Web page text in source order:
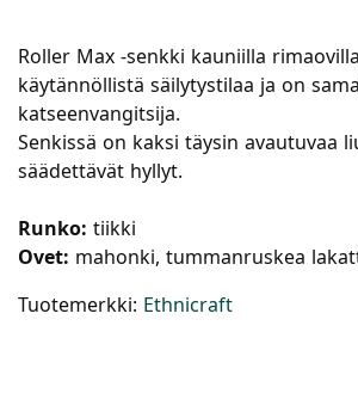
Roller Max -senkki kauniilla
käytännöllistä säilytystilaa ja on
katseenvangitsija.
Senkissä on kaksi täysin avautuvaa
säädettävät hyllyt.
Runko: tiikki
Ovet: mahonki, tummanruskea
Tuotemerkki: Ethnicraft